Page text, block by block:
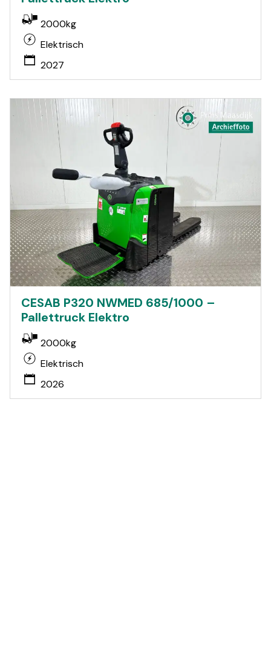
2000kg
Elektrisch
2027
CESAB P320 NWMED 685/1000 –
Pallettruck Elektro
2000kg
Elektrisch
2026